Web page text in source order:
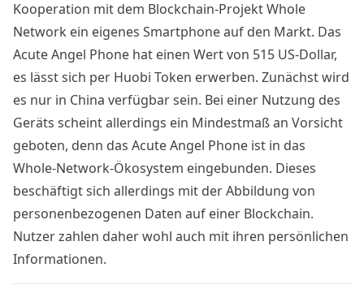
Kooperation mit dem Blockchain-Projekt Whole
Network ein eigenes Smartphone auf den Markt. Das
Acute Angel Phone hat einen Wert von 515 US-Dollar,
es lässt sich per Huobi Token erwerben. Zunächst wird
es nur in China verfügbar sein. Bei einer Nutzung des
Geräts scheint allerdings ein Mindestmaß an Vorsicht
geboten, denn das Acute Angel Phone ist in das
Whole-Network-Ökosystem eingebunden. Dieses
beschäftigt sich allerdings mit der Abbildung von
personenbezogenen Daten auf einer Blockchain.
Nutzer zahlen daher wohl auch mit ihren persönlichen
Informationen.